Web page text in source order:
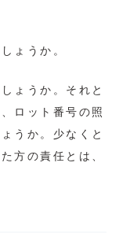
ょうか。
ょうか。それと
ロット番号の照
うか。少なくと
方の責任とは、